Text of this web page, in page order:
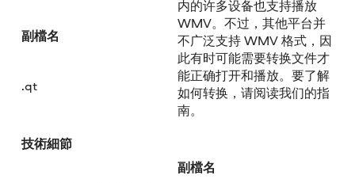
副檔名
.qt
技術細節
内的许多设备也支持播放
WMV。不过，其他平台并
不广泛支持 WMV 格式，因
此有时可能需要转换文件才
能正确打开和播放。要了解
如何转换，请阅读我们的指
南。
副檔名